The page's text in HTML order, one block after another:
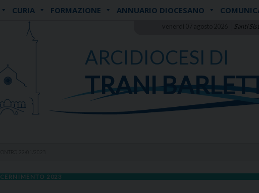
Santi
CURIA FORMAZIONE ANNUARIO DIOCESANO
ARCIDIOCESI DI
TRANI
2023